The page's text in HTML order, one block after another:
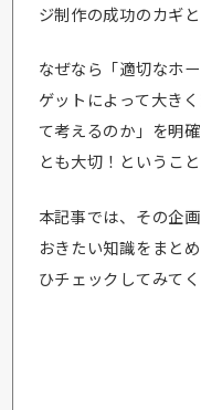
ジ制作の成功のカギと
なぜなら「適切なホ
ゲットによって大き
て考えるのか」を明
とも大切！ということ
本記事では、その企
おきたい知識をまと
ひチェックしてみてく